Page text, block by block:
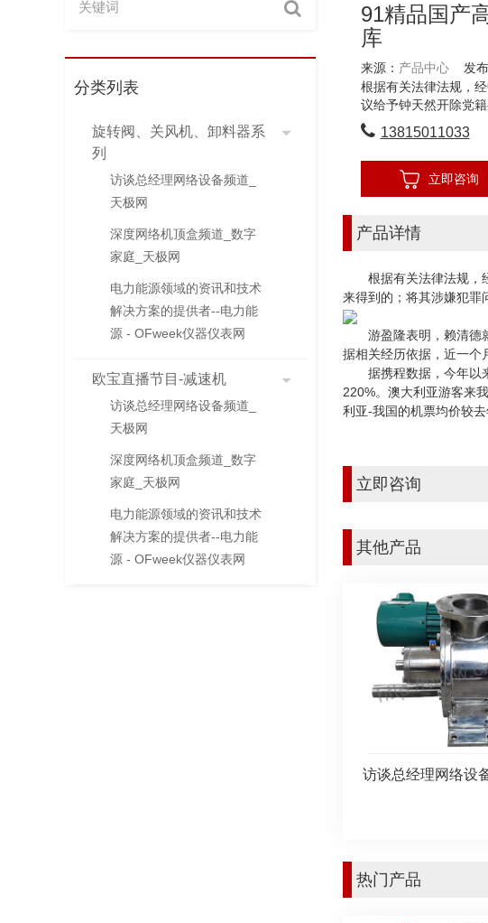
分类列表
旋转阀、关风机、卸料器系
列
访谈总经理网络设备频道_
天极网
深度网络机顶盒频道_数字
家庭_天极网
电力能源领域的资讯和技术
解决方案的提供者--电力能
源 - OFweek仪器仪表网
欧宝直播节目-减速机
访谈总经理网络设备频道_
天极网
深度网络机顶盒频道_数字
家庭_天极网
电力能源领域的资讯和技术
解决方案的提供者--电力能
源 - OFweek仪器仪表网
91精品国产
库
来源： 产品中心发布
根据有关法律法规，
议给予钟天然开除党
13815011033
立即咨询
产品详情
根据有关法律法规，经
来得到的；将其涉嫌犯罪
游盈隆表明，赖清德就
据相关经历依据，近一个
据携程数据，今年以来
220%。澳大利亚游客来
利亚-我国的机票均价较去
立即咨询
其他产品
访谈总经理网络设
热门产品